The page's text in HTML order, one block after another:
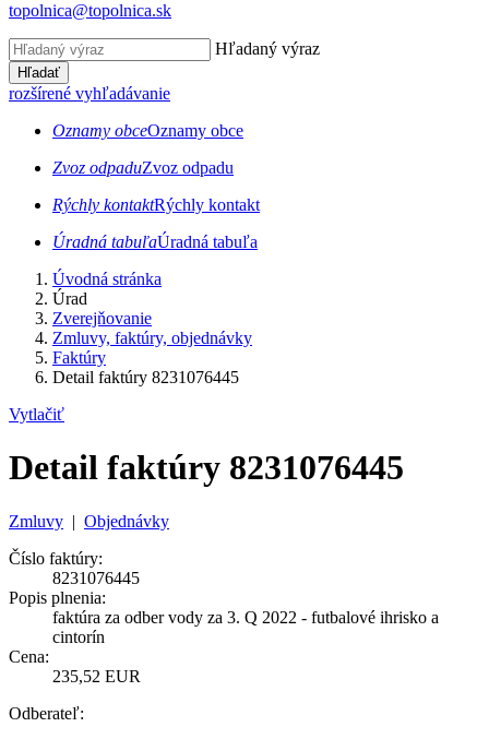
topolnica@topolnica.sk
Hľadaný výraz
Hľadať
rozšírené vyhľadávanie
Oznamy obceOznamy obce
Zvoz odpaduZvoz odpadu
Rýchly kontaktRýchly kontakt
Úradná tabuľaÚradná tabuľa
Úvodná stránka
Úrad
Zverejňovanie
Zmluvy, faktúry, objednávky
Faktúry
Detail faktúry 8231076445
Vytlačiť
Detail faktúry 8231076445
Zmluvy | Objednávky
Číslo faktúry:
8231076445
Popis plnenia:
faktúra za odber vody za 3. Q 2022 - futbalové ihrisko a
cintorín
Cena:
235,52 EUR
Odberateľ: